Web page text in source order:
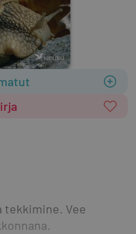
tekkimine. Vee